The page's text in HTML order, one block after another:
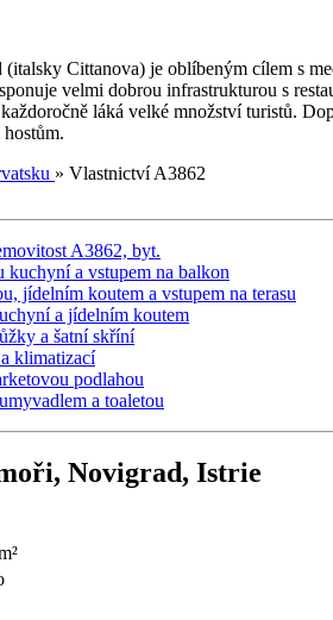
Cittanova) je oblíbeným cílem s
velmi dobrou infrastrukturou s
láká velké množství turistů.
» Vlastnictví A3862
Novigrad, Istrie